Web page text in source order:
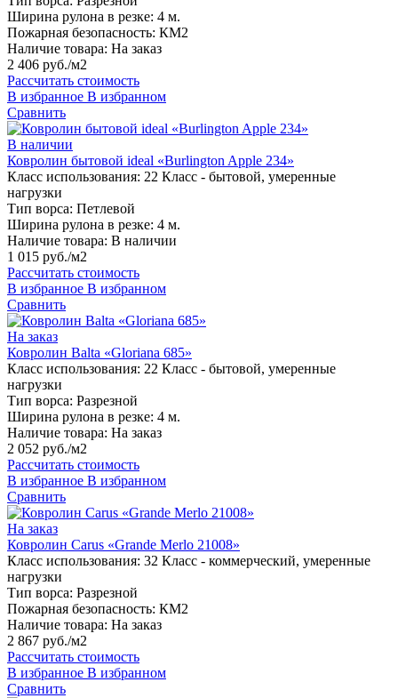
Ширина рулона в резке: 4 м.
Пожарная безопасность: КМ2
Наличие товара: На заказ
2 406 руб./м2
Рассчитать стоимость
В избранное В избранном
Сравнить
В наличии
Ковролин бытовой ideal «Burlington Apple 234»
Класс использования: 22 Класс - бытовой, умеренные
нагрузки
Тип ворса: Петлевой
Ширина рулона в резке: 4 м.
Наличие товара: В наличии
1 015 руб./м2
Рассчитать стоимость
В избранное В избранном
Сравнить
На заказ
Ковролин Balta «Gloriana 685»
Класс использования: 22 Класс - бытовой, умеренные
нагрузки
Тип ворса: Разрезной
Ширина рулона в резке: 4 м.
Наличие товара: На заказ
2 052 руб./м2
Рассчитать стоимость
В избранное В избранном
Сравнить
На заказ
Ковролин Carus «Grande Merlo 21008»
Класс использования: 32 Класс - коммерческий, умеренные
нагрузки
Тип ворса: Разрезной
Пожарная безопасность: КМ2
Наличие товара: На заказ
2 867 руб./м2
Рассчитать стоимость
В избранное В избранном
Сравнить